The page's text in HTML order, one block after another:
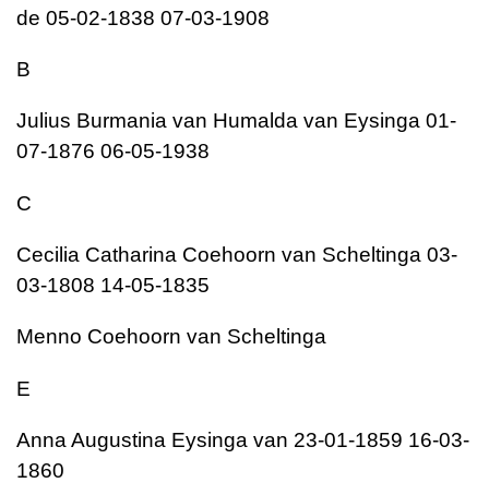
de 05-02-1838 07-03-1908
B
Julius Burmania van Humalda van Eysinga 01-
07-1876 06-05-1938
C
Cecilia Catharina Coehoorn van Scheltinga 03-
03-1808 14-05-1835
Menno Coehoorn van Scheltinga
E
Anna Augustina Eysinga van 23-01-1859 16-03-
1860